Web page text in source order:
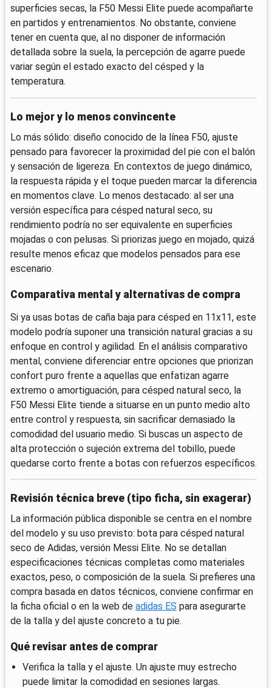
superficies secas, la F50 Messi Elite puede acompañarte
en partidos y entrenamientos. No obstante, conviene
tener en cuenta que, al no disponer de información
detallada sobre la suela, la percepción de agarre puede
variar según el estado exacto del césped y la
temperatura.
Lo mejor y lo menos convincente
Lo más sólido: diseño conocido de la línea F50, ajuste
pensado para favorecer la proximidad del pie con el balón
y sensación de ligereza. En contextos de juego dinámico,
la respuesta rápida y el toque pueden marcar la diferencia
en momentos clave. Lo menos destacado: al ser una
versión específica para césped natural seco, su
rendimiento podría no ser equivalente en superficies
mojadas o con pelusas. Si priorizas juego en mojado, quizá
resulte menos eficaz que modelos pensados para ese
escenario.
Comparativa mental y alternativas de compra
Si ya usas botas de caña baja para césped en 11x11, este
modelo podría suponer una transición natural gracias a su
enfoque en control y agilidad. En el análisis comparativo
mental, conviene diferenciar entre opciones que priorizan
confort puro frente a aquellas que enfatizan agarre
extremo o amortiguación, para césped natural seco, la
F50 Messi Elite tiende a situarse en un punto medio alto
entre control y respuesta, sin sacrificar demasiado la
comodidad del usuario medio. Si buscas un aspecto de
alta protección o sujeción extrema del tobillo, puede
quedarse corto frente a botas con refuerzos específicos.
Revisión técnica breve (tipo ficha, sin exagerar)
La información pública disponible se centra en el nombre
del modelo y su uso previsto: bota para césped natural
seco de Adidas, versión Messi Elite. No se detallan
especificaciones técnicas completas como materiales
exactos, peso, o composición de la suela. Si prefieres una
compra basada en datos técnicos, conviene confirmar en
la ficha oficial o en la web de adidas ES para asegurarte
de la talla y del ajuste concreto a tu pie.
Qué revisar antes de comprar
Verifica la talla y el ajuste. Un ajuste muy estrecho
puede limitar la comodidad en sesiones largas.